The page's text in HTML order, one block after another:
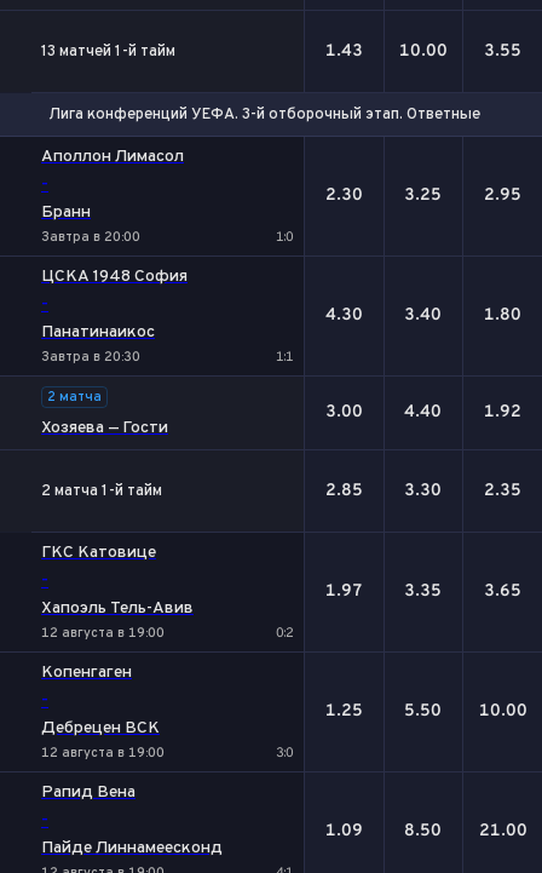
13 матчей 1-й тайм 1.43 10.00 3.55
Лига конференций УЕФА. 3-й отборочный этап. Ответные матчи
Аполлон Лимасол
-
Бранн
Завтра в 20:00 1:0
2.30 3.25 2.95
ЦСКА 1948 София
-
Панатинаикос
Завтра в 20:30 1:1
4.30 3.40 1.80
2 матча
Хозяева — Гости
3.00 4.40 1.92
2 матча 1-й тайм 2.85 3.30 2.35
ГКС Катовице
-
Хапоэль Тель-Авив
12 августа в 19:00 0:2
1.97 3.35 3.65
Копенгаген
-
Дебрецен ВСК
12 августа в 19:00 3:0
1.25 5.50 10.00
Рапид Вена
-
Пайде Линнамеесконд
1.09 8.50 21.00